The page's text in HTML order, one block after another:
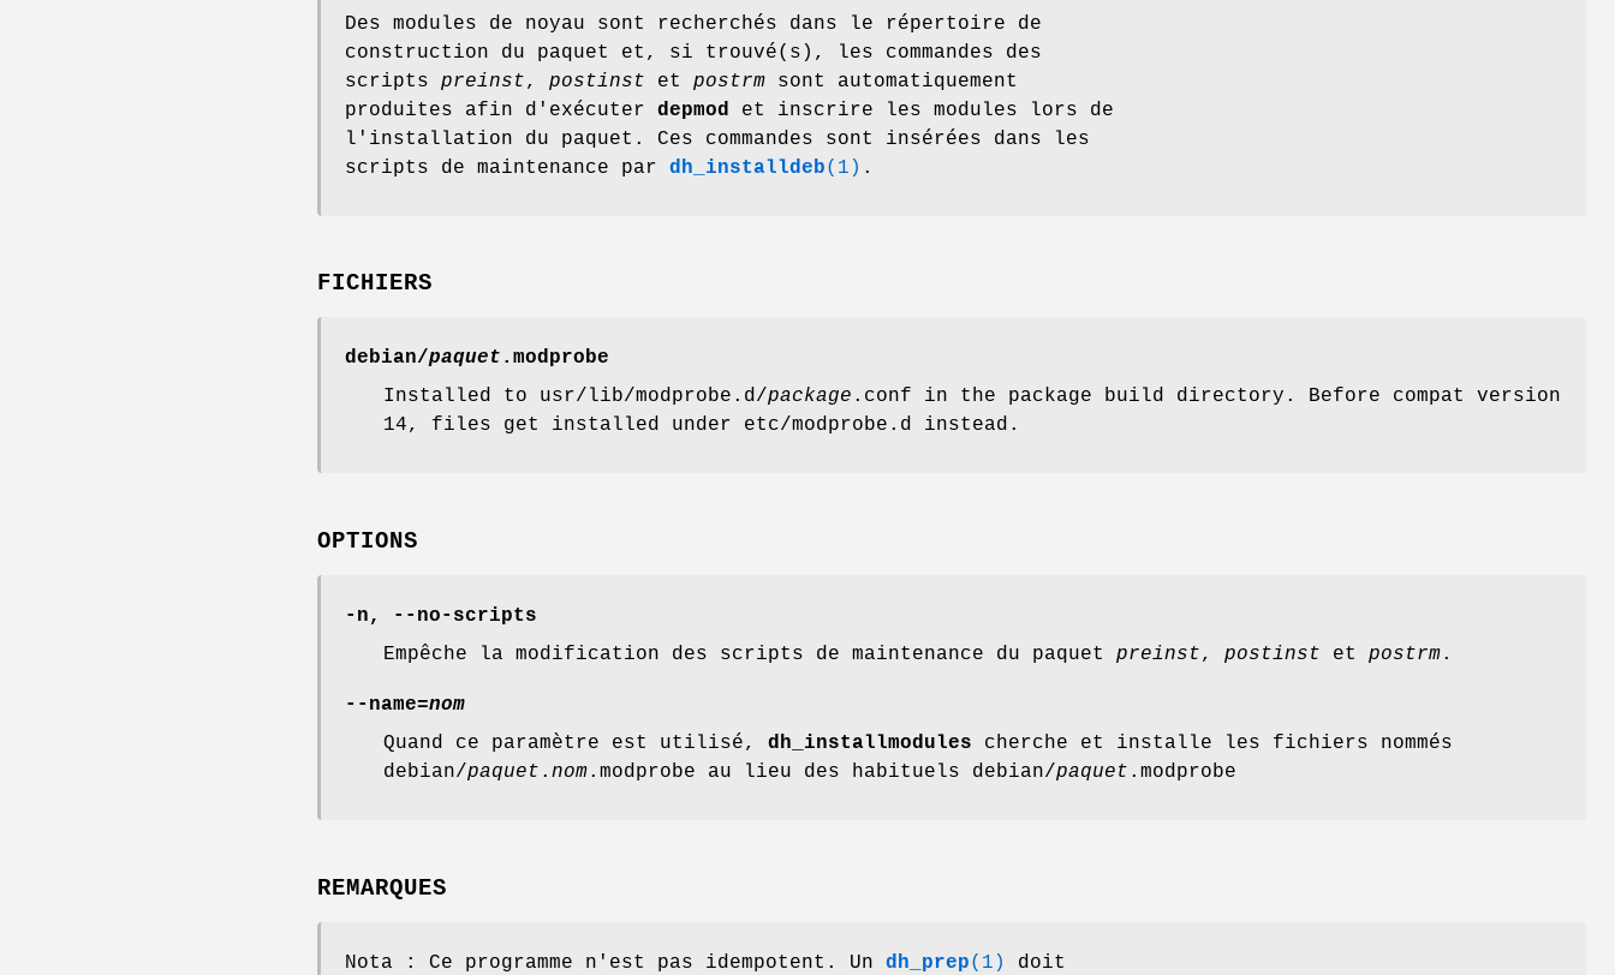
Des modules de noyau sont recherchés dans le répertoire de
construction du paquet et, si trouvé(s), les commandes des
scripts preinst, postinst et postrm sont automatiquement
produites afin d'exécuter depmod
et inscrire les modules lors de
l'installation du paquet. Ces commandes sont insérées dans les
scripts de maintenance par dh_installdeb(1) .
FICHIERS
debian/paquet .modprobe
Installed to usr/lib/modprobe.d/package .conf in the package build directory. Before compat version
14, files get installed under etc/modprobe.d instead.
OPTIONS
-n,
--no-scripts
Empêche la modification des scripts de maintenance du paquet preinst, postinst et postrm.
--name=nom
Quand ce paramètre est utilisé, dh_installmodules cherche et installe les fichiers nommés
debian/paquet . nom.modprobe au lieu des habituels debian/paquet .modprobe
REMARQUES
Nota : Ce programme n'est pas idempotent. Un dh_prep(1)
doit